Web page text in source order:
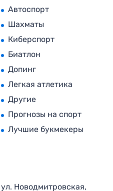
Автоспорт
Шахматы
Киберспорт
Биатлон
Допинг
Легкая атлетика
Другие
Прогнозы на спорт
Лучшие букмекеры
Новодмитровская,